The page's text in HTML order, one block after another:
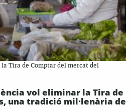
Tira de Comptar del mercat del
vol eliminar la Tira de
una tradició mil·lenària de